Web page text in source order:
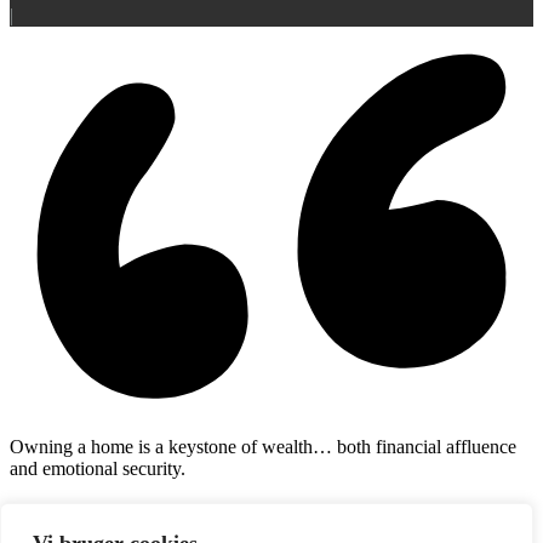
|
Owning a home is a keystone of wealth… both financial affluence
and emotional security.
august 7, 2026
fredag!